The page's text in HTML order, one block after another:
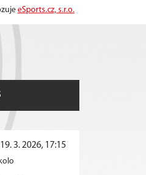
eSports.cz, s.r.o.
3. 2026, 17:15